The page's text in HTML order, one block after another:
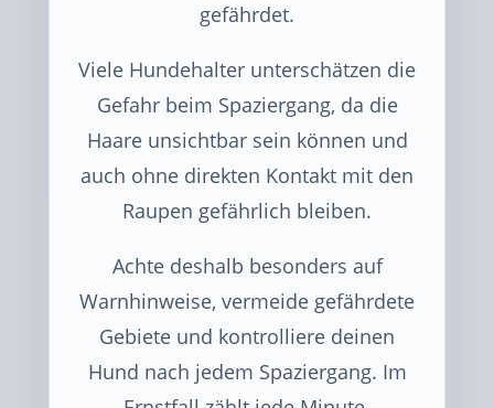
gefährdet.
Viele Hundehalter unterschätzen die
Gefahr beim Spaziergang, da die
Haare unsichtbar sein können und
auch ohne direkten Kontakt mit den
Raupen gefährlich bleiben.
Achte deshalb besonders auf
Warnhinweise, vermeide gefährdete
Gebiete und kontrolliere deinen
Hund nach jedem Spaziergang. Im